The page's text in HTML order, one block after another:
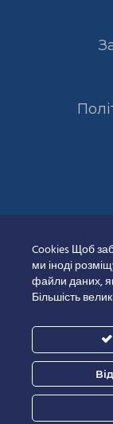
Cookies Щоб
ми іноді
файли даних,
Більшість